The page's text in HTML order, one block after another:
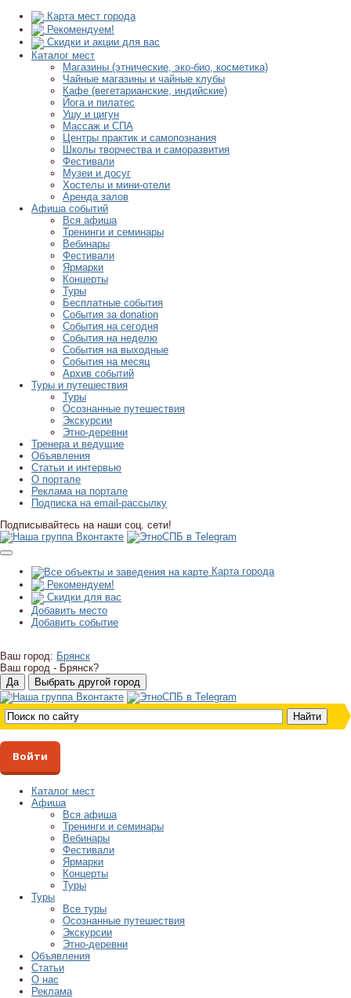
Карта мест города
Рекомендуем!
Скидки и акции для вас
Каталог мест
Магазины (этнические, эко-био, косметика)
Чайные магазины и чайные клубы
Кафе (вегетарианские, индийские)
Йога и пилатес
Ушу и цигун
Массаж и СПА
Центры практик и самопознания
Школы творчества и саморазвития
Фестивали
Музеи и досуг
Хостелы и мини-отели
Аренда залов
Афиша событий
Вся афиша
Тренинги и семинары
Вебинары
Фестивали
Ярмарки
Концерты
Туры
Бесплатные события
События за donation
События на сегодня
События на неделю
События на выходные
События на месяц
Архив событий
Туры и путешествия
Туры
Осознанные путешествия
Экскурсии
Этно-деревни
Тренера и ведущие
Объявления
Статьи и интервью
О портале
Реклама на портале
Подписка на email-рассылку
Подписывайтесь на наши соц. сети!
Карта города
Рекомендуем!
Скидки для вас
Добавить место
Добавить событие
Ваш город: Брянск
Ваш город - Брянск?
Войти
Каталог мест
Афиша
Вся афиша
Тренинги и семинары
Вебинары
Фестивали
Ярмарки
Концерты
Туры
Туры
Все туры
Осознанные путешествия
Экскурсии
Этно-деревни
Объявления
Статьи
О нас
Реклама